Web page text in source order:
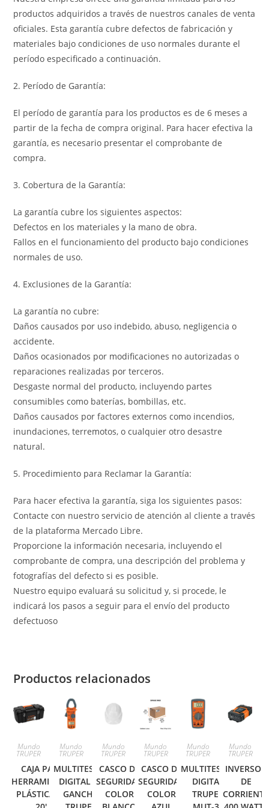
productos adquiridos a través de nuestros canales de venta
oficiales. Esta garantía cubre defectos de fabricación y
materiales bajo condiciones de uso normales durante el
período especificado a continuación.
2. Período de Garantía:
El período de garantía para los productos es de 6 meses a
partir de la fecha de compra original. Para hacer efectiva la
garantía, es necesario presentar el comprobante de
compra.
3. Cobertura de la Garantía:
La garantía cubre los siguientes aspectos:
Defectos en los materiales y la mano de obra.
Fallos en el funcionamiento del producto bajo condiciones
normales de uso.
4. Exclusiones de la Garantía:
La garantía no cubre:
Daños causados por uso indebido, abuso, negligencia o
accidente.
Daños ocasionados por modificaciones no autorizadas o
reparaciones realizadas por terceros.
Desgaste normal del producto, incluyendo partes
consumibles como baterías, bombillas, etc.
Daños causados por factores externos como incendios,
inundaciones, terremotos, o cualquier otro desastre
natural.
5. Procedimiento para Reclamar la Garantía:
Para hacer efectiva la garantía, siga los siguientes pasos:
Contacte con nuestro servicio de atención al cliente a través
de la plataforma Mercado Libre.
Proporcione la información necesaria, incluyendo el
comprobante de compra, una descripción del problema y
fotografías del defecto si es posible.
Nuestro equipo evaluará su solicitud y, si procede, le
indicará los pasos a seguir para el envío del producto
defectuoso
Productos relacionados
Mundo
TRUPER
CAJA PARA
HERRAMIENTA,
PLÁSTICA DE
Mundo
TRUPER
MULTITESTER
DIGITAL DE
GANCHO
Mundo
TRUPER
CASCO DE
SEGURIDAD
COLOR
Mundo
TRUPER
CASCO DE
SEGURIDAD
COLOR
Mundo
TRUPER
MULTITESTER
DIGITAL
TRUPER
Mundo
TRUPER
INVERSOR
DE
CORRIENTE